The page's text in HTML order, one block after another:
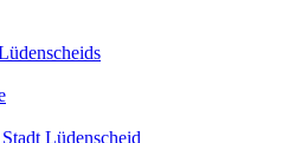
Lüdenscheid